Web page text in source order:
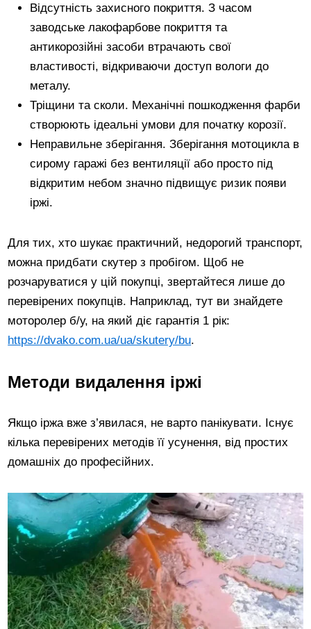
Відсутність захисного покриття. З часом
заводське лакофарбове покриття та
антикорозійні засоби втрачають свої
властивості, відкриваючи доступ вологи до
металу.
Тріщини та сколи. Механічні пошкодження фарби
створюють ідеальні умови для початку корозії.
Неправильне зберігання. Зберігання мотоцикла в
сирому гаражі без вентиляції або просто під
відкритим небом значно підвищує ризик появи
іржі.
Для тих, хто шукає практичний, недорогий транспорт,
можна придбати скутер з пробігом. Щоб не
розчаруватися у цій покупці, звертайтеся лише до
перевірених покупців. Наприклад, тут ви знайдете
моторолер б/у, на який діє гарантія 1 рік:
https://dvako.com.ua/ua/skutery/bu.
Методи видалення іржі
Якщо іржа вже з’явилася, не варто панікувати. Існує
кілька перевірених методів її усунення, від простих
домашніх до професійних.